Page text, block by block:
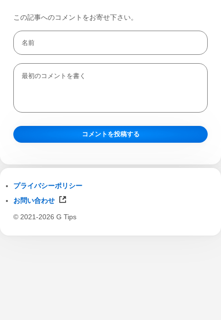
この記事へのコメントをお寄せ下さい。
プライバシーポリシー
お問い合わせ
© 2021-2026 G Tips